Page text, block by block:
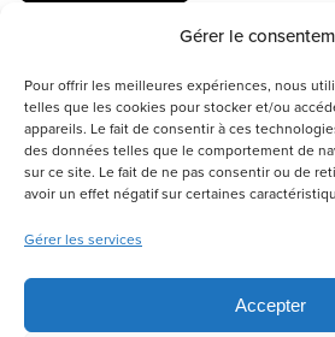
Gérer le
Pour offrir les meilleures expériences, nous
telles que les cookies pour stocker et/ou
appareils. Le fait de consentir à ces
des données telles que le comportement de
sur ce site. Le fait de ne pas consentir ou de
avoir un effet négatif sur certaines
Gérer les services
Accepter
Recrutement
Découvrez nos offres d’emploi ou
spontanée
Postuler